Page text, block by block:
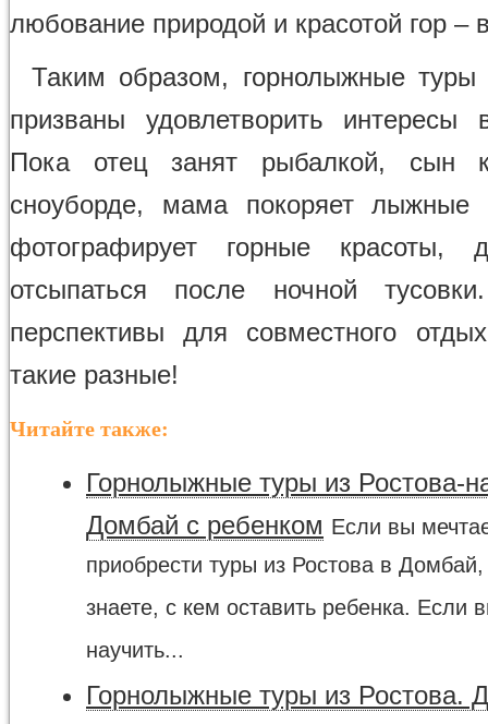
любование природой и красотой гор –
Таким образом, горнолыжные туры
призваны удовлетворить интересы
Пока отец занят рыбалкой, сын
сноуборде, мама покоряет лыжные
фотографирует горные красоты,
отсыпаться после ночной
перспективы для совместного
такие разные!
Читайте также:
Горнолыжные туры из Ростова-
Домбай с ребенком Если вы
приобрести туры из Ростова в
знаете, с кем оставить ребенка. Если
научить...
Горнолыжные туры из Ростова.